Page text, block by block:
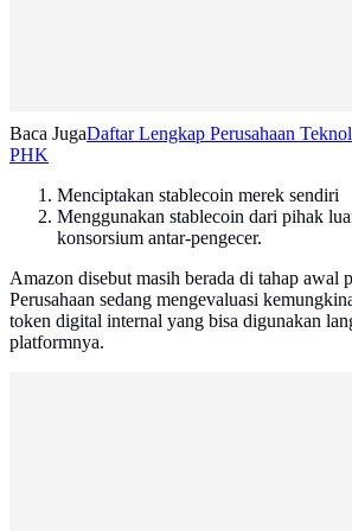
Baca JugaDaftar Lengkap Perusahaan
PHK
Menciptakan stablecoin merek sendiri
Menggunakan stablecoin dari pihak
konsorsium antar-pengecer.
Amazon disebut masih berada di tahap awal
Perusahaan sedang mengevaluasi
token digital internal yang bisa digunakan
platformnya.